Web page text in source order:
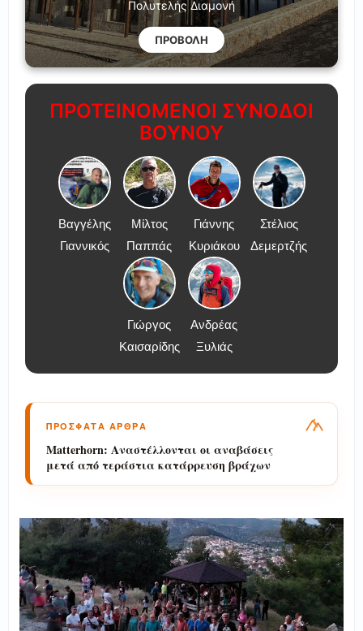
Πολυτελής Διαμονή
ΠΡΟΒΟΛΗ
ΠΡΟΤΕΙΝΟΜΕΝΟΙ ΣΥΝΟΔΟΙ
ΒΟΥΝΟΥ
Βαγγέλης
Γιαννικός
Μίλτος
Παππάς
Γιάννης
Κυριάκου
Στέλιος
Δεμερτζής
Γιώργος
Καισαρίδης
Ανδρέας
Ξυλιάς
ΠΡΟΣΦΑΤΑ ΑΡΘΡΑ
Matterhorn: Αναστέλλονται οι αναβάσεις
μετά από τεράστια κατάρρευση βράχων